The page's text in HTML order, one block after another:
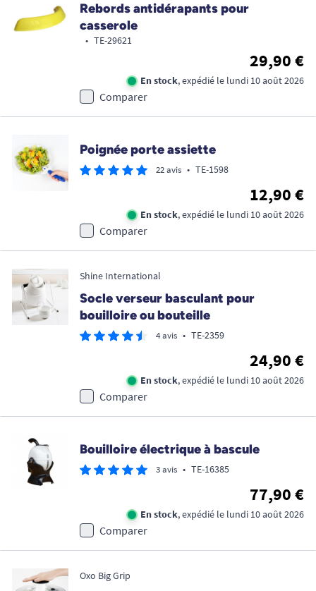
Rebords antidérapants pour
casserole
• TE-29621
29,90 €
En stock, expédié le lundi 10 août 2026
Comparer
Poignée porte assiette
22 avis • TE-1598
12,90 €
En stock, expédié le lundi 10 août 2026
Comparer
Shine International
Socle verseur basculant pour
bouilloire ou bouteille
4 avis • TE-2359
24,90 €
En stock, expédié le lundi 10 août 2026
Comparer
Bouilloire électrique à bascule
3 avis • TE-16385
77,90 €
En stock, expédié le lundi 10 août 2026
Comparer
Oxo Big Grip